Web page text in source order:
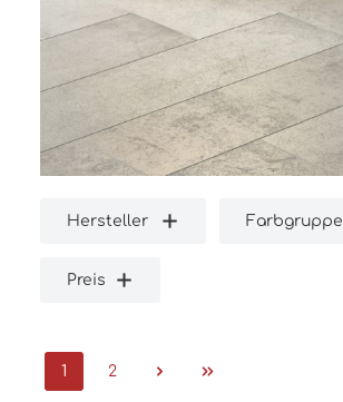
Hersteller Farbgruppe
Preis
1 2